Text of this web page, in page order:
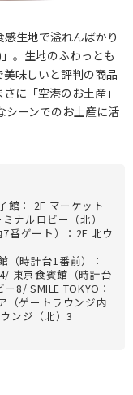
生地で溢れんばかり
。生地のふわっとも
味しいと評判の商品
に「空港のお土産」
シーンでのお土産に活
： 2F マーケット
ナルロビー（北）
番ゲート）：2F 北ウ
時計台1番前）：
東京食賓館（時計台
8/ SMILE TOKYO：
（ゲートラウンジ内
ンジ（北）3